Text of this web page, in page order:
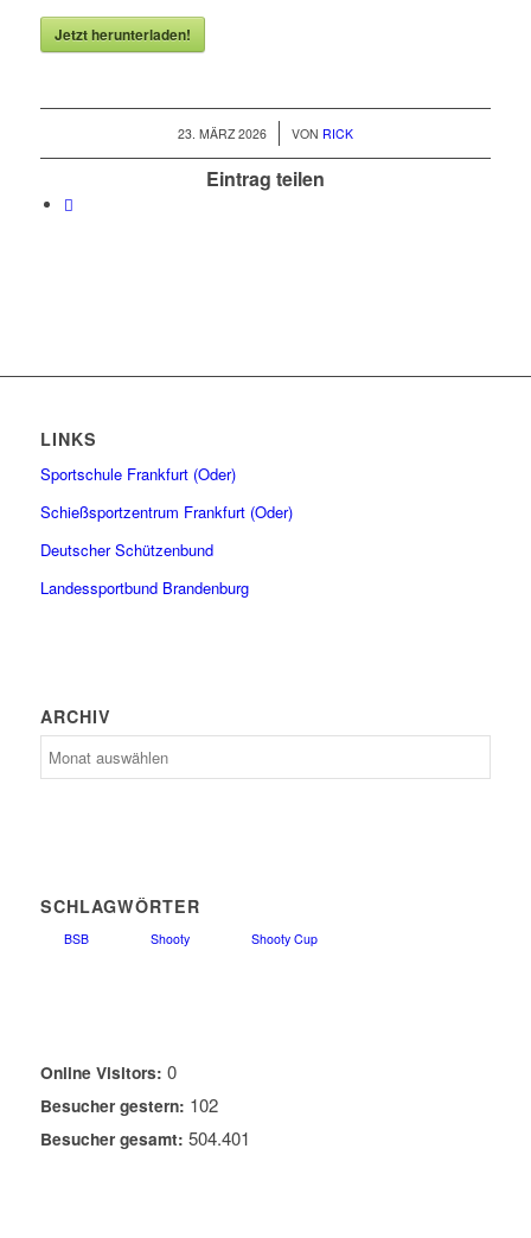
Jetzt herunterladen!
23. MÄRZ 2026
/ VON RICK
Eintrag teilen
LINKS
Sportschule Frankfurt (Oder)
Schießsportzentrum Frankfurt (Oder)
Deutscher Schützenbund
Landessportbund Brandenburg
ARCHIV
SCHLAGWÖRTER
BSB Shooty Shooty Cup
Online Visitors: 0
Besucher gestern: 102
Besucher gesamt: 504.401